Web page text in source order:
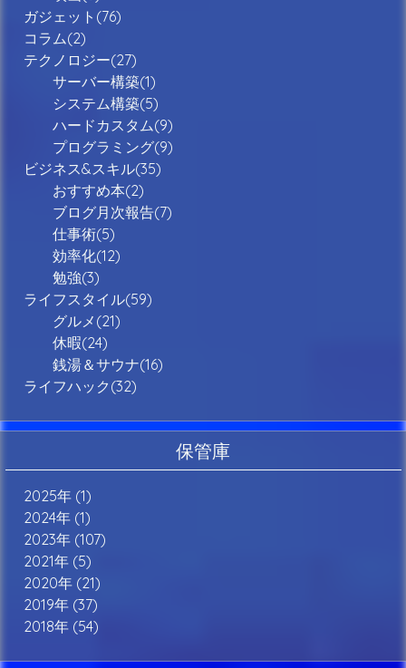
ガジェット(76)
コラム(2)
テクノロジー(27)
サーバー構築(1)
システム構築(5)
ハードカスタム(9)
プログラミング(9)
ビジネス&スキル(35)
おすすめ本(2)
ブログ月次報告(7)
仕事術(5)
効率化(12)
勉強(3)
ライフスタイル(59)
グルメ(21)
休暇(24)
銭湯＆サウナ(16)
ライフハック(32)
保管庫
2025年 (1)
2024年 (1)
2023年 (107)
2021年 (5)
2020年 (21)
2019年 (37)
2018年 (54)